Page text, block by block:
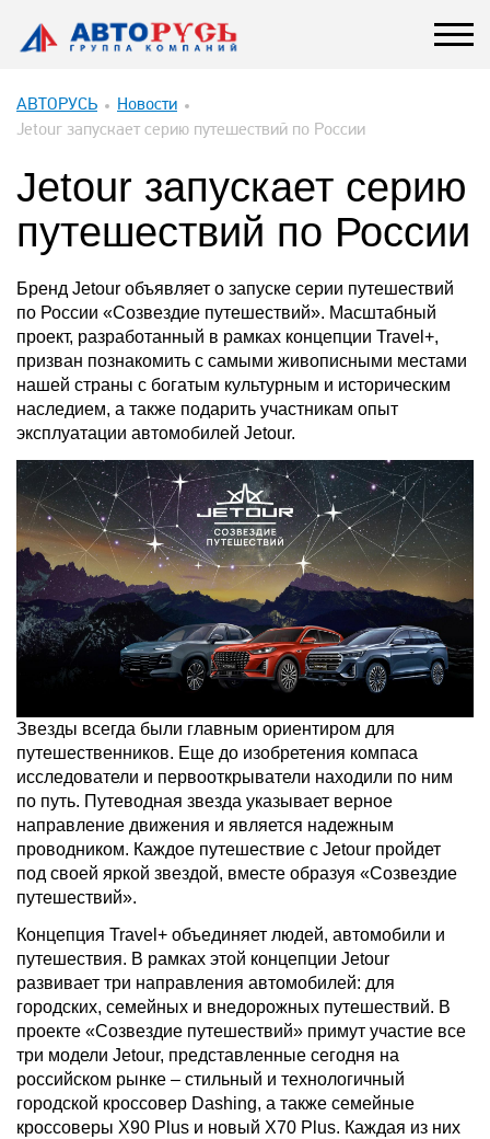
АВТОРУСЬ
Новости
Jetour запускает серию путешествий по России
Jetour запускает серию
путешествий по России
Бренд Jetour объявляет о запуске серии путешествий
по России «Созвездие путешествий». Масштабный
проект, разработанный в рамках концепции Travel+,
призван познакомить с самыми живописными местами
нашей страны с богатым культурным и историческим
наследием, а также подарить участникам опыт
эксплуатации автомобилей Jetour.
Звезды всегда были главным ориентиром для
путешественников. Еще до изобретения компаса
исследователи и первооткрыватели находили по ним
по путь. Путеводная звезда указывает верное
направление движения и является надежным
проводником. Каждое путешествие с Jetour пройдет
под своей яркой звездой, вместе образуя «Созвездие
путешествий».
Концепция Travel+ объединяет людей, автомобили и
путешествия. В рамках этой концепции Jetour
развивает три направления автомобилей: для
городских, семейных и внедорожных путешествий. В
проекте «Созвездие путешествий» примут участие все
три модели Jetour, представленные сегодня на
российском рынке – стильный и технологичный
городской кроссовер Dashing, а также семейные
кроссоверы X90 Plus и новый X70 Plus. Каждая из них